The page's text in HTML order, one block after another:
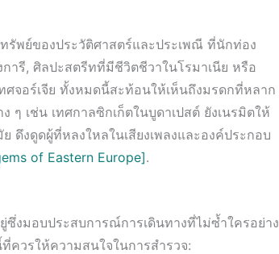
พย์ของประวัติศาสตร์และประเพณี ที่นักท่อง
ารี, ศิลปะสตรีทที่มีชีวิตชีวาในโรมาเนีย หรือ
จอร์เจีย ทั้งหมดนี้สะท้อนให้เห็นถึงมรดกที่หลาก
เช่น เทศกาลซิกเก็ตในบูดาเปสต์ ยังเนรมิตให้
ดึงดูดผู้ที่หลงใหลในเสียงเพลงและองค์ประกอบ
of Eastern Europe].
งมอบประสบการณ์การเดินทางที่ไม่ซ้ำใครอย่าง
ควรให้ความสนใจในการสำรวจ: